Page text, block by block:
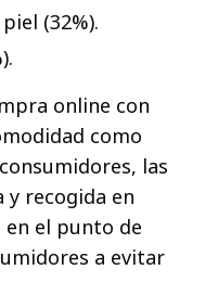
(32%).
online con
como
las
y recogida en
en el punto de
a evitar